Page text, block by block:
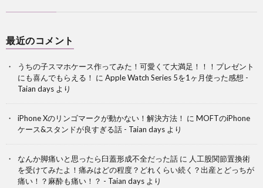
最近のコメント
うちの子スマホケース作ってみた！可愛くて大満足！！！プレゼント
にも喜んでもらえる！ に Apple Watch Series 5を1ヶ月使った感想 -
Taian days より
iPhone Xのリンゴマークが動かない！解決方法！ に MOFTのiPhone
ケース&スタンドが良すぎる話 - Taian days より
なんか脚痛いと思ったら臼蓋形成不全だった話 に 人工股関節置換術
を受けてみたよ！痛みはどの程度？どれくらい続く？出産とどっちが
痛い！？麻酔も痛い！？ - Taian days より